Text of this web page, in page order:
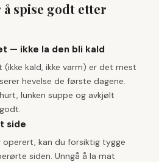
spise godt etter
— ikke la den bli kald
(ikke kald, ikke varm) er det mest
hevelse de første dagene.
lunken suppe og avkjølt
side
operert, kan du forsiktig tygge
siden. Unngå å la mat